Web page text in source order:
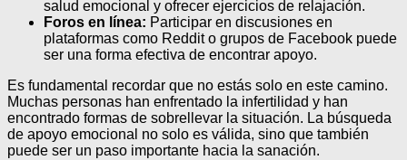
salud emocional y ofrecer ejercicios de relajación.
Foros en línea: Participar en discusiones en
plataformas como Reddit o grupos de Facebook puede
ser una forma efectiva de encontrar apoyo.
Es fundamental recordar que no estás solo en este camino.
Muchas personas han enfrentado la infertilidad y han
encontrado formas de sobrellevar la situación. La búsqueda
de apoyo emocional no solo es válida, sino que también
puede ser un paso importante hacia la sanación.